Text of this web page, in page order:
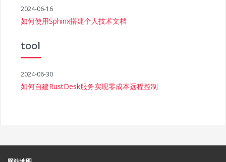
2024-06-16
如何使用Sphinx搭建个人技术文档
tool
2024-06-30
如何自建RustDesk服务实现零成本远程控制